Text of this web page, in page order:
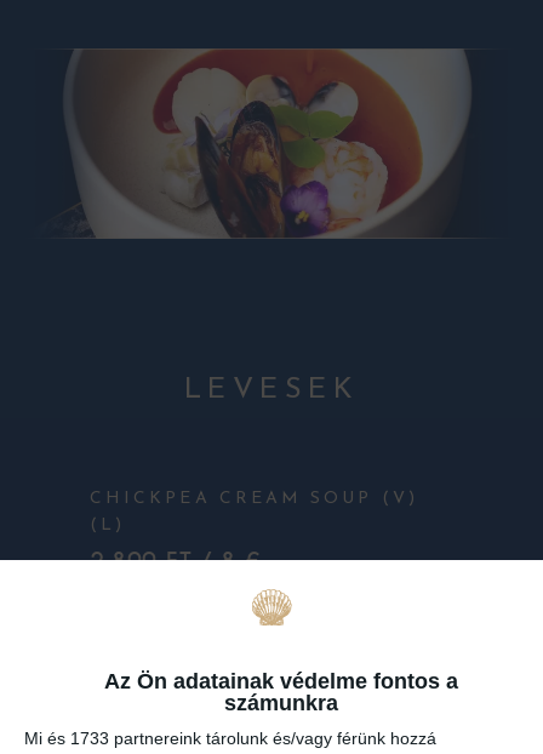
Az Ön adatainak védelme fontos a
számunkra
Mi és 1733 partnereink tárolunk és/vagy férünk hozzá
LEVESEK
CHICKPEA CREAM SOUP (V)
(L)
2.800 FT / 8 €
Korianderes, gyömbéres